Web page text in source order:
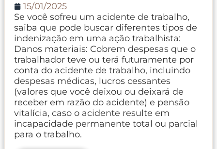
15/01/2025
Se você sofreu um acidente de trabalho,
saiba que pode buscar diferentes tipos de
indenização em uma ação trabalhista:
Danos materiais: Cobrem despesas que o
trabalhador teve ou terá futuramente por
conta do acidente de trabalho, incluindo
despesas médicas, lucros cessantes
(valores que você deixou ou deixará de
receber em razão do acidente) e pensão
vitalícia, caso o acidente resulte em
incapacidade permanente total ou parcial
para o trabalho.